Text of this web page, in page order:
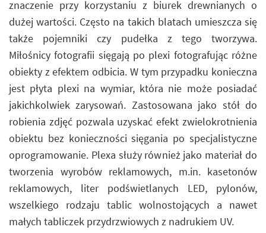
znaczenie przy korzystaniu z biurek drewnianych o
dużej wartości. Często na takich blatach umieszcza się
także pojemniki czy pudełka z tego tworzywa.
Miłośnicy fotografii sięgają po plexi fotografując różne
obiekty z efektem odbicia. W tym przypadku konieczna
jest płyta plexi na wymiar, która nie może posiadać
jakichkolwiek zarysowań. Zastosowana jako stół do
robienia zdjęć pozwala uzyskać efekt zwielokrotnienia
obiektu bez konieczności sięgania po specjalistyczne
oprogramowanie. Plexa służy również jako materiał do
tworzenia wyrobów reklamowych, m.in. kasetonów
reklamowych, liter podświetlanych LED, pylonów,
wszelkiego rodzaju tablic wolnostojących a nawet
małych tabliczek przydrzwiowych z nadrukiem UV.